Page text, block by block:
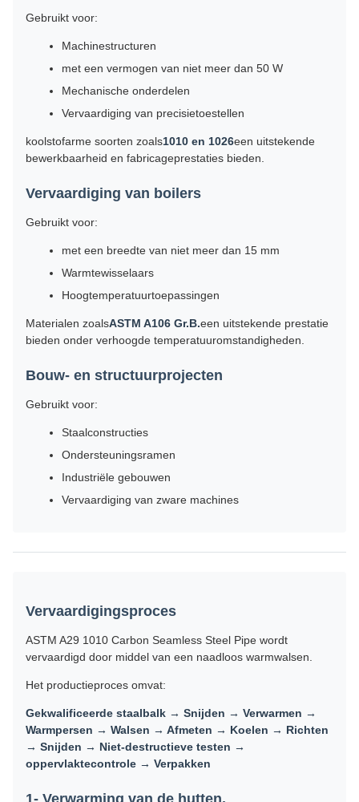
Gebruikt voor:
Machinestructuren
met een vermogen van niet meer dan 50 W
Mechanische onderdelen
Vervaardiging van precisietoestellen
koolstofarme soorten zoals1010 en 1026een uitstekende
bewerkbaarheid en fabricageprestaties bieden.
Vervaardiging van boilers
Gebruikt voor:
met een breedte van niet meer dan 15 mm
Warmtewisselaars
Hoogtemperatuurtoepassingen
Materialen zoalsASTM A106 Gr.B.een uitstekende prestatie
bieden onder verhoogde temperatuuromstandigheden.
Bouw- en structuurprojecten
Gebruikt voor:
Staalconstructies
Ondersteuningsramen
Industriële gebouwen
Vervaardiging van zware machines
Vervaardigingsproces
ASTM A29 1010 Carbon Seamless Steel Pipe wordt
vervaardigd door middel van een naadloos warmwalsen.
Het productieproces omvat:
Gekwalificeerde staalbalk → Snijden → Verwarmen →
Warmpersen → Walsen → Afmeten → Koelen → Richten
→ Snijden → Niet-destructieve testen →
oppervlaktecontrole → Verpakken